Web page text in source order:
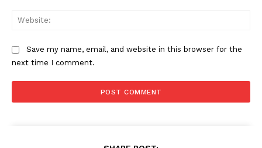
Save my name, email, and website in this browser for the
next time I comment.